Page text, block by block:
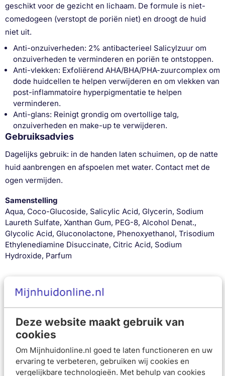
Deze website maakt gebruik van
cookies
Om Mijnhuidonline.nl goed te laten functioneren en uw
ervaring te verbeteren, gebruiken wij cookies en
vergelijkbare technologieën. Met behulp van cookies
geschikt voor de gezicht en lichaam. De formule is niet-
comedogeen (verstopt de poriën niet) en droogt de huid
niet uit.
Anti-onzuiverheden: 2% antibacterieel Salicylzuur om
onzuiverheden te verminderen en poriën te ontstoppen.
Anti-vlekken: Exfoliërend AHA/BHA/PHA-zuurcomplex om
dode huidcellen te helpen verwijderen en om vlekken van
post-inflammatoire hyperpigmentatie te helpen
verminderen.
Anti-glans: Reinigt grondig om overtollige talg,
onzuiverheden en make-up te verwijderen.
Gebruiksadvies
Dagelijks gebruik: in de handen laten schuimen, op de natte
huid aanbrengen en afspoelen met water. Contact met de
ogen vermijden.
Samenstelling
Aqua, Coco-Glucoside, Salicylic Acid, Glycerin, Sodium
Laureth Sulfate, Xanthan Gum, PEG-8, Alcohol Denat.,
Glycolic Acid, Gluconolactone, Phenoxyethanol, Trisodium
Ethylenediamine Disuccinate, Citric Acid, Sodium
Hydroxide, Parfum
D-20245, Hamburg, Duitsland, e-mail:
handen laten schuimen, op de natte huid aanbrengen en
afspoelen met water. Contact met de ogen vermijden.
Beoordelingen (3)
Meest recente reviews